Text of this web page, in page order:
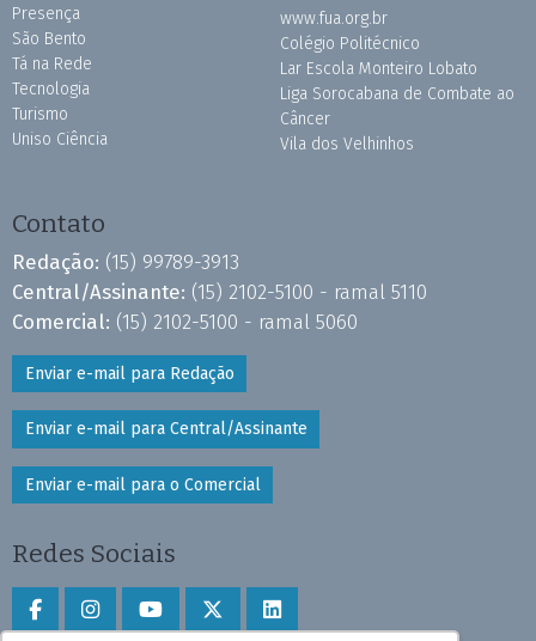
Presença
São Bento
Tá na Rede
Tecnologia
Turismo
Uniso Ciência
www.fua.org.br
Colégio Politécnico
Lar Escola Monteiro Lobato
Liga Sorocabana de Combate ao
Câncer
Vila dos Velhinhos
Contato
Redação: (15) 99789-3913
Central/Assinante: (15) 2102-5100 - ramal 5110
Comercial: (15) 2102-5100 - ramal 5060
Enviar e-mail para Redação
Enviar e-mail para Central/Assinante
Enviar e-mail para o Comercial
Redes Sociais